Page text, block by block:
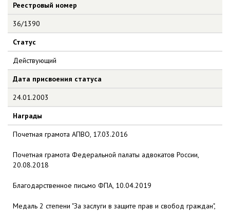
Реестровый номер
36/1390
Статус
Действующий
Дата присвоения статуса
24.01.2003
Награды
Почетная грамота АПВО, 17.03.2016
Почетная грамота Федеральной палаты адвокатов России,
20.08.2018
Благодарственное письмо ФПА, 10.04.2019
Медаль 2 степени "За заслуги в защите прав и свобод граждан",